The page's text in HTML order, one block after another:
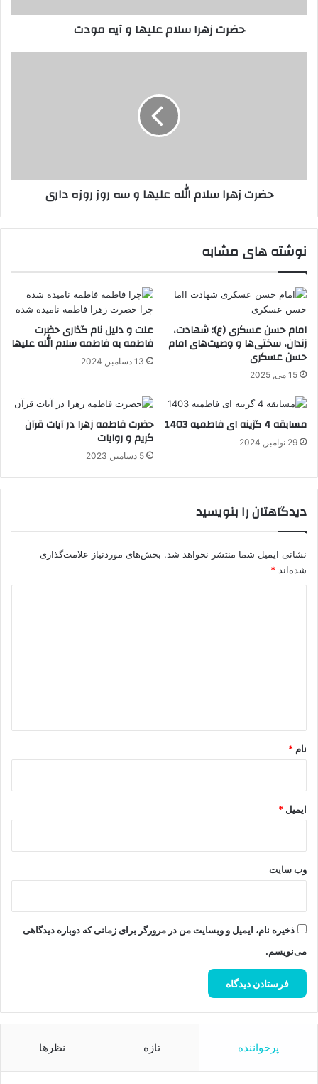
حضرت زهرا سلام علیها و آیه مودت
روزه
حضرت زهرا سلام الله علیها و سه روز روزه داری
نوشته های مشابه
امام حسن عسکری (ع): شهادت،
زندان، سختی‌ها و وصیت‌های امام
حسن عسکری
15 می, 2025
علت و دلیل نام گذاری حضرت
فاطمه به فاطمه سلام الله علیها
13 دسامبر, 2024
مسابقه 4 گزینه ای فاطمیه 1403
29 نوامبر, 2024
حضرت فاطمه زهرا در آیات قرآن
کریم و روایات
5 دسامبر, 2023
دیدگاهتان را بنویسید
نشانی ایمیل شما منتشر نخواهد شد. بخش‌های موردنیاز علامت‌گذاری
شده‌اند *
نام *
ایمیل *
وب‌ سایت
ذخیره نام، ایمیل و وبسایت من در مرورگر برای زمانی که دوباره دیدگاهی
می‌نویسم.
پرخواننده تازه نظرها